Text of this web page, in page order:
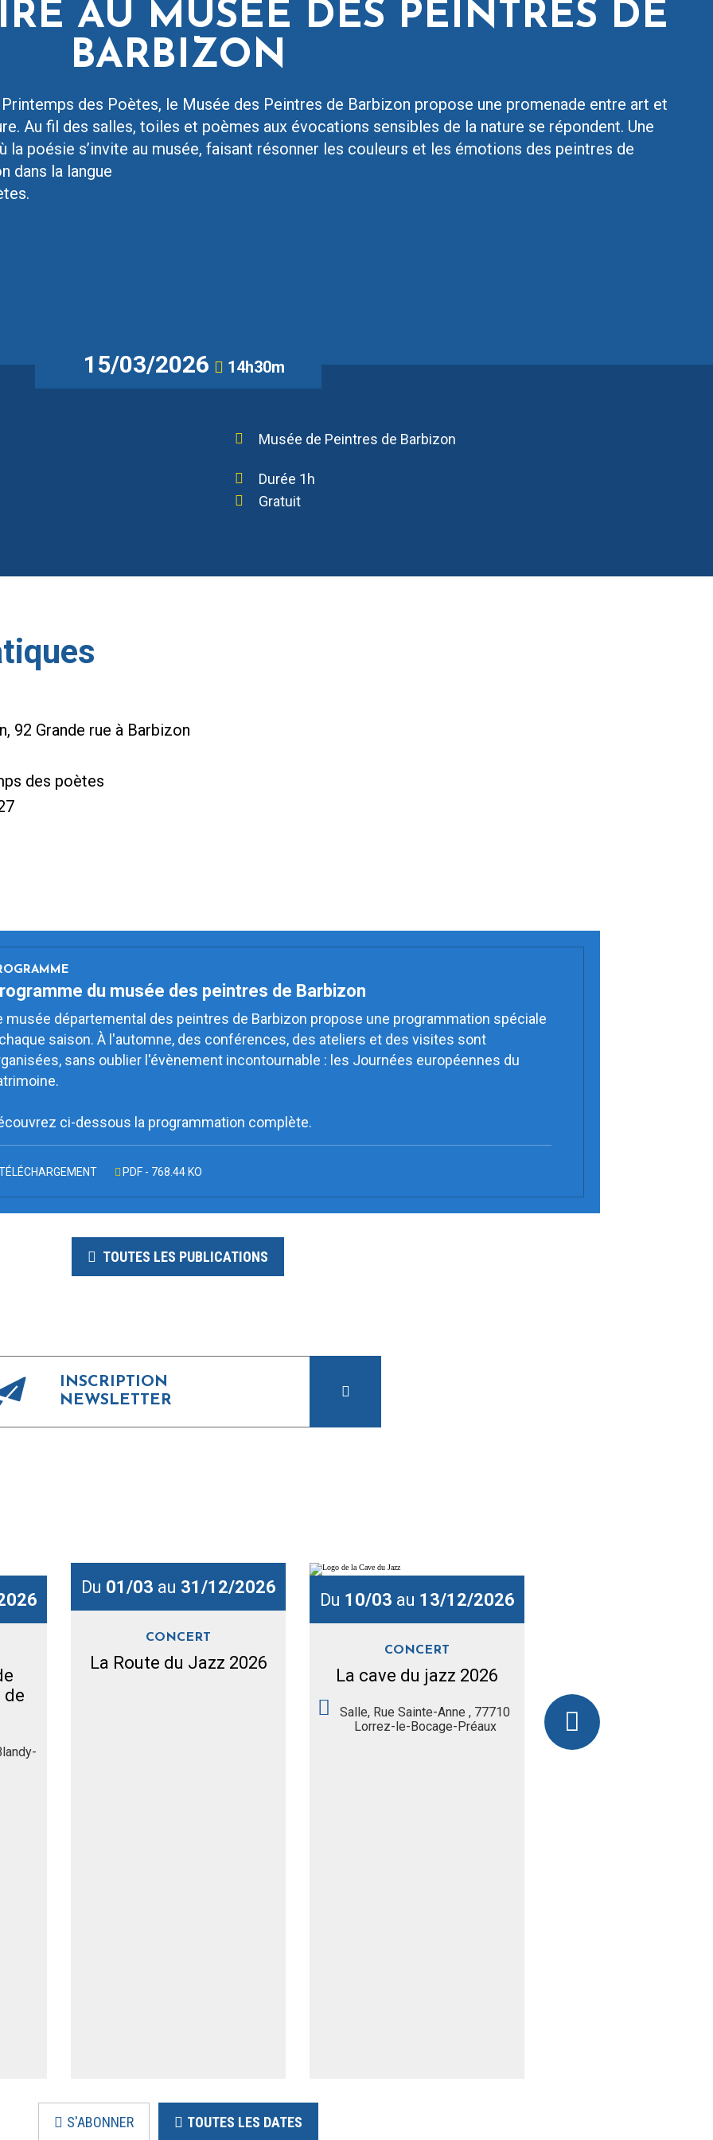
AU MUSÉE DES PEINTRES DE
BARBIZON
des Poètes, le Musée des Peintres de Barbizon propose une promenade entre art et
Au fil des salles, toiles et poèmes aux évocations sensibles de la nature se répondent. Une
la poésie s’invite au musée, faisant résonner les couleurs et les émotions des peintres de
dans la langue
15/03/2026 14h30m
Musée de Peintres de Barbizon
Durée 1h
Gratuit
92 Grande rue à Barbizon
des poètes
du musée des peintres de Barbizon
musée départemental des peintres de Barbizon propose une programmation spéciale
saison. À l'automne, des conférences, des ateliers et des visites sont
sans oublier l'évènement incontournable : les Journées européennes du
ci-dessous la programmation complète.
PDF - 768.44 KO
TOUTES LES PUBLICATIONS
INSCRIPTION
NEWSLETTER
de
CONCERT
La Route du Jazz 2026
Du 01/03 au 31/12/2026
CONCERT
La cave du jazz 2026
Salle, Rue Sainte-Anne , 77710
Lorrez-le-Bocage-Préaux
Du 10/03 au 13/12/2026
S'ABONNER TOUTES LES DATES